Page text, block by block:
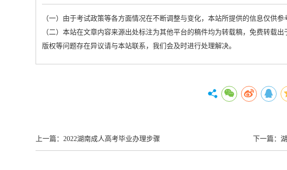
（一）由于考试政策等各方面情况在不断调整与变化，本站所提供的信息仅供参
（二）本站在文章内容来源出处标注为其他平台的稿件均为转载稿，免费转载
版权等问题存在异议请与本站联系，我们会及时进行处理解决。
上一篇： 2022湖南成人高考毕业办理步骤 下一篇：